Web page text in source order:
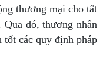
thương mại cho tất
Qua đó, thương nhân
tốt các quy định pháp